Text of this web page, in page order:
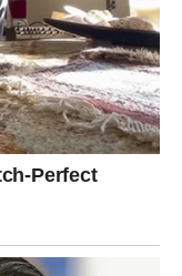
drugačija, zrelija,
fizički – već
neko razume i
na nivou koji